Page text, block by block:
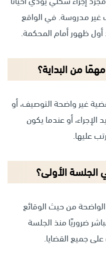
غير مدروسة. في الواقع
أول ظهور أمام المحكمة.
من البداية؟
غير واضحة التوصيف، أو
أو عندما يكون
عليها.
الجلسة الأولى؟
من حيث الوقائع
ضروريًا منذ الجلسة
جميع القضايا.